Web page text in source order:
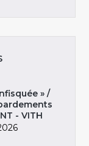
» /
- VITH